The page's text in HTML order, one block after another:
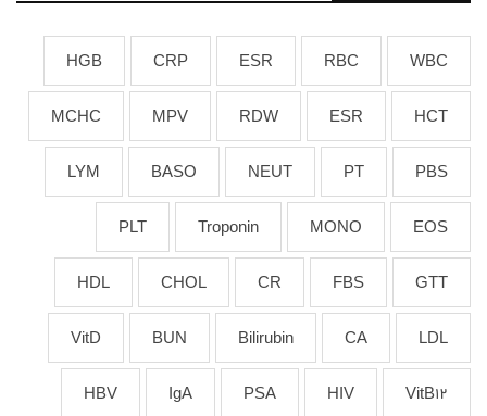
WBC
RBC
ESR
CRP
HGB
HCT
ESR
RDW
MPV
MCHC
PBS
PT
NEUT
BASO
LYM
EOS
MONO
Troponin
PLT
GTT
FBS
CR
CHOL
HDL
LDL
CA
Bilirubin
BUN
VitD
VitB12
HIV
PSA
IgA
HBV